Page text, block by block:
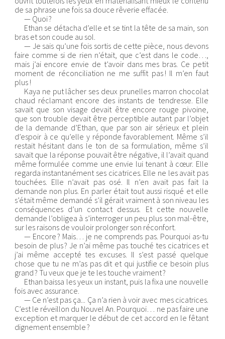
de sa phrase une fois sa douce rêverie effacée.
— Quoi ?
Ethan se détacha d’elle et se tint la tête de sa main, son
bras et son coude au sol.
— Je sais qu’une fois sortis de cette pièce, nous devons
faire comme si de rien n’était, que c’est dans le code…,
mais j’ai encore envie de t’avoir dans mes bras. Ce petit
moment de réconciliation ne me suffit pas ! Il m’en faut
plus !
Kaya ne put lâcher ses deux prunelles marron chocolat
chaud réclamant encore des instants de tendresse. Elle
savait que son visage devait être encore rouge pivoine,
que son trouble devait être perceptible autant par l’objet
de la demande d’Ethan, que par son air sérieux et plein
d’espoir à ce qu’elle y réponde favorablement. Même s’il
restait hésitant dans le ton de sa formulation, même s’il
savait que la réponse pouvait être négative, il l’avait quand
même formulée comme une envie lui tenant à cœur. Elle
regarda instantanément ses cicatrices. Elle ne les avait pas
touchées. Elle n’avait pas osé. Il n’en avait pas fait la
demande non plus. En parler était tout aussi risqué et elle
s’était même demandé s’il gérait vraiment à son niveau les
conséquences d’un contact dessus. Et cette nouvelle
demande l’obligea à s’interroger un peu plus son mal-être,
sur les raisons de vouloir prolonger son réconfort.
— Encore ? Mais… je ne comprends pas. Pourquoi as-tu
besoin de plus ? Je n’ai même pas touché tes cicatrices et
j’ai même accepté tes excuses. Il s’est passé quelque
chose que tu ne m’as pas dit et qui justifie ce besoin plus
grand ? Tu veux que je te les touche vraiment ?
Ethan baissa les yeux un instant, puis la fixa une nouvelle
fois avec assurance.
— Ce n’est pas ça... Ça n’a rien à voir avec mes cicatrices.
C’est le réveillon du Nouvel An. Pourquoi… ne pas faire une
exception et marquer le début de cet accord en le fêtant
dignement ensemble ?